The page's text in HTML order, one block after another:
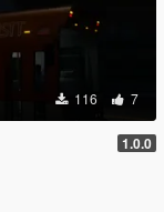
116 7
1.0.0